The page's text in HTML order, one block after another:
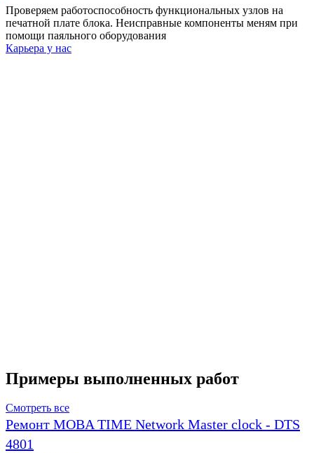
Проверяем работоспособность функциональных узлов на
печатной плате блока. Неисправные компоненты меням при
помощи паяльного оборудования
Карьера у нас
Примеры выполненных работ
Смотреть все
Ремонт MOBA TIME Network Master clock - DTS
4801